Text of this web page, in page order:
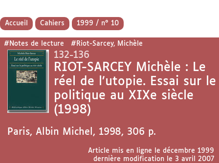
Accueil Cahiers 1999 / n° 10
#Notes de lecture #Riot-Sarcey, Michèle
132-136
RIOT-SARCEY Michèle : Le
réel de l’utopie. Essai sur le
politique au XIXe siècle
(1998)
Paris, Albin Michel, 1998, 306 p.
Article mis en ligne le décembre 1999
dernière modification le 3 avril 2007